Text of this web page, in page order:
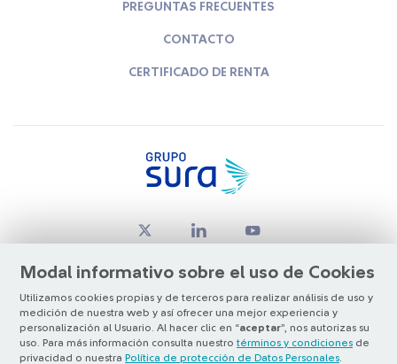
Modal informativo sobre el uso de Cookies
Utilizamos cookies propias y de terceros para realizar análisis de uso y
medición de nuestra web y así ofrecer una mejor experiencia y
personalización al Usuario. Al hacer clic en “aceptar”, nos autorizas su
uso. Para más información consulta nuestro términos y condiciones de
privacidad o nuestra Política de protección de Datos Personales
PREGUNTAS FRECUENTES
CONTACTO
CERTIFICADO DE RENTA
© Copyright Grupo SURA 2026